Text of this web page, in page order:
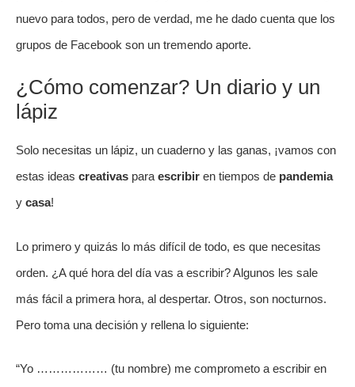
nuevo para todos, pero de verdad, me he dado cuenta que los
grupos de Facebook son un tremendo aporte.
¿Cómo comenzar? Un diario y un
lápiz
Solo necesitas un lápiz, un cuaderno y las ganas, ¡vamos con
estas ideas creativas para escribir en tiempos de pandemia
y casa!
Lo primero y quizás lo más difícil de todo, es que necesitas
orden. ¿A qué hora del día vas a escribir? Algunos les sale
más fácil a primera hora, al despertar. Otros, son nocturnos.
Pero toma una decisión y rellena lo siguiente:
“Yo ……………… (tu nombre) me comprometo a escribir en